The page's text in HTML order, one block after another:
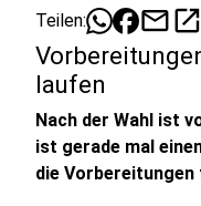
Teilen: mailopen_in_new
laufen
Nach der Wahl ist
ist gerade mal
die